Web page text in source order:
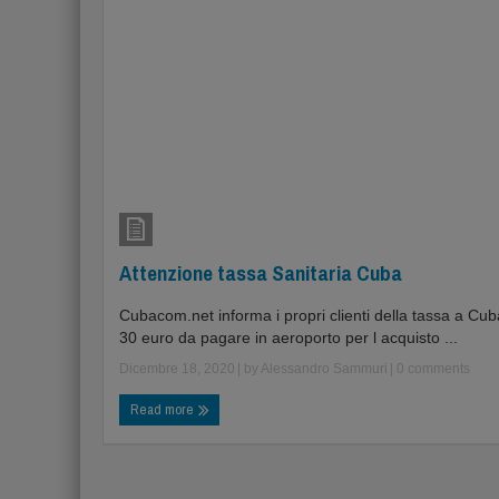
Attenzione tassa Sanitaria Cuba
Cubacom.net informa i propri clienti della tassa a
30 euro da pagare in aeroporto per l acquisto ...
Dicembre 18, 2020 | by Alessandro Sammuri 0 comments
Read more